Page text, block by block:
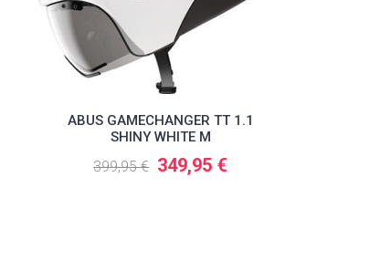
ABUS GAMECHANGER TT 1.1
SHINY WHITE M
399,95 € 349,95 €